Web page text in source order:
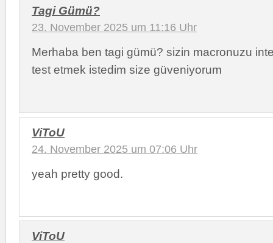
Tagi Gümü?
23. November 2025 um 11:16 Uhr
Merhaba ben tagi gümü? sizin macronuzu
test etmek istedim size güveniyorum
ViToU
24. November 2025 um 07:06 Uhr
yeah pretty good.
ViToU